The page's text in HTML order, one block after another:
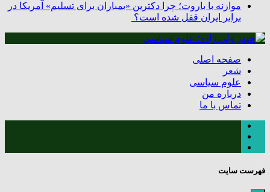
موازنه با باروت؛ چرا دکترین «بمباران برای تسلیم» آمریکا در
برابر ایران قفل شده است؟
صفحه اصلی
شعر
علوم سیاسی
درباره من
تماس با ما
فهرست سایت